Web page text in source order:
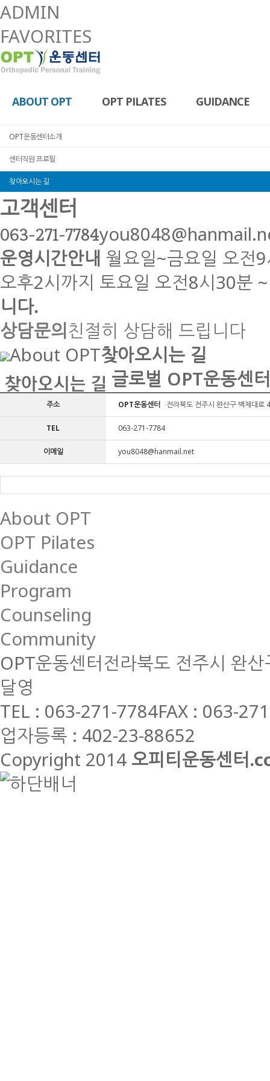
ADMIN
FAVORITES
ABOUT OPT OPT PILATES GUIDANCE
OPT운동센터소개
센터직원 프로필
찾아오시는 길
고객센터
063-271-7784
운영시간안내 월요일~금요일 오전
오후2시까지 토요일 오전8시30분
니다.
상담문의 친절히 상담해 드립니다
About OPT찾아오시는 길
글로벌 OPT운동센
주소 OPT운동센터 전라북도 전주시 완산구 백제대로
TEL 063-271-7784
이메일 you8048@hanmail.net
About OPT
OPT Pilates
Guidance
Program
Counseling
Community
OPT운동센터전라북도 전주시 완
달영
TEL : 063-271-7784FAX : 063-
업자등록 : 402-23-88652
Copyright 2014 오피티운동센터